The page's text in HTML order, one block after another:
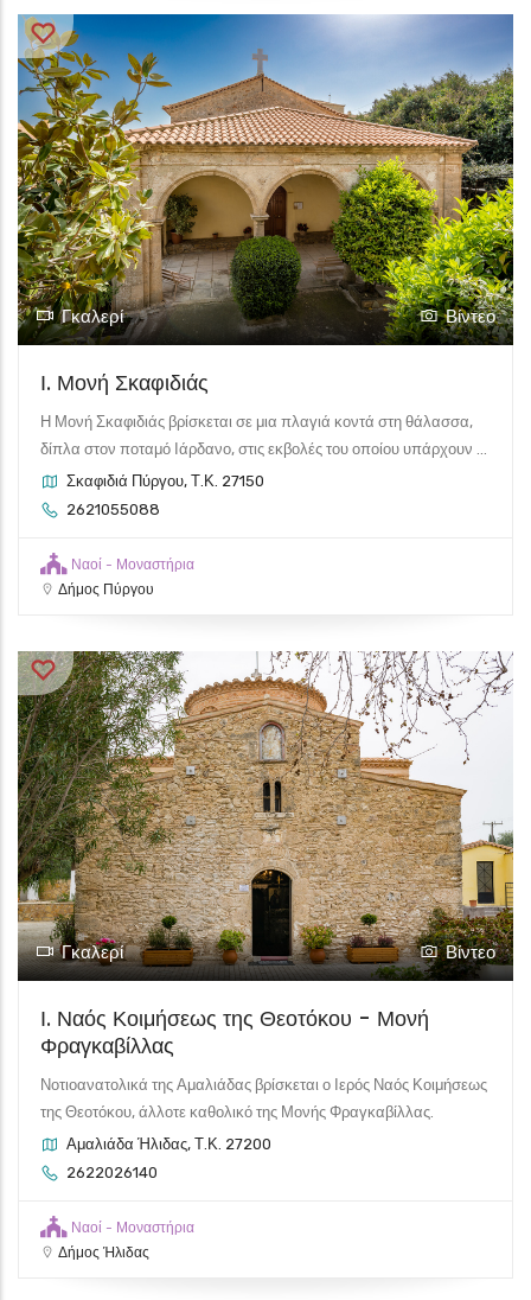
Γκαλερί Βίντεο
Ι. Μονή Σκαφιδιάς
Η Μονή Σκαφιδιάς βρίσκεται σε μια πλαγιά κοντά στη θάλασσα,
δίπλα στον ποταμό Ιάρδανο, στις εκβολές του οποίου υπάρχουν ...
Σκαφιδιά Πύργου, Τ.Κ. 27150
2621055088
Ναοί - Μοναστήρια
Δήμος Πύργου
Γκαλερί Βίντεο
Ι. Ναός Κοιμήσεως της Θεοτόκου - Μονή
Φραγκαβίλλας
Νοτιοανατολικά της Αμαλιάδας βρίσκεται ο Ιερός Ναός Κοιμήσεως
της Θεοτόκου, άλλοτε καθολικό της Μονής Φραγκαβίλλας.
Αμαλιάδα Ήλιδας, Τ.Κ. 27200
2622026140
Ναοί - Μοναστήρια
Δήμος Ήλιδας